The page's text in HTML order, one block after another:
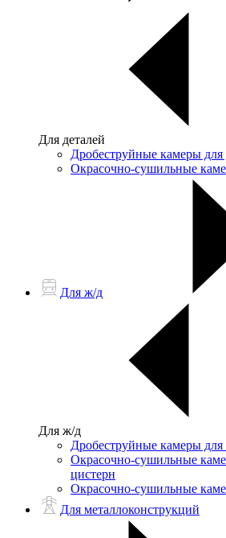
Для деталей
Дробеструйные камеры для
Окрасочно-сушильные
Для ж/д
Для ж/д
Дробеструйные камеры для
Окрасочно-сушильные
цистерн
Окрасочно-сушильные
Для металлоконструкций